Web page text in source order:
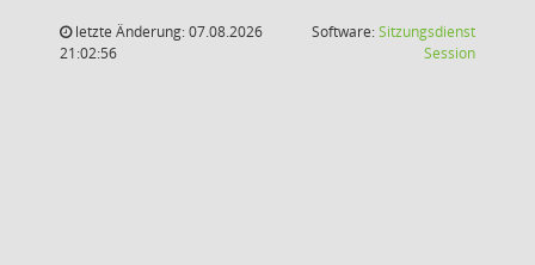
letzte Änderung: 07.08.2026
21:02:56
Software:Sitzungsdienst
Session(Wird in